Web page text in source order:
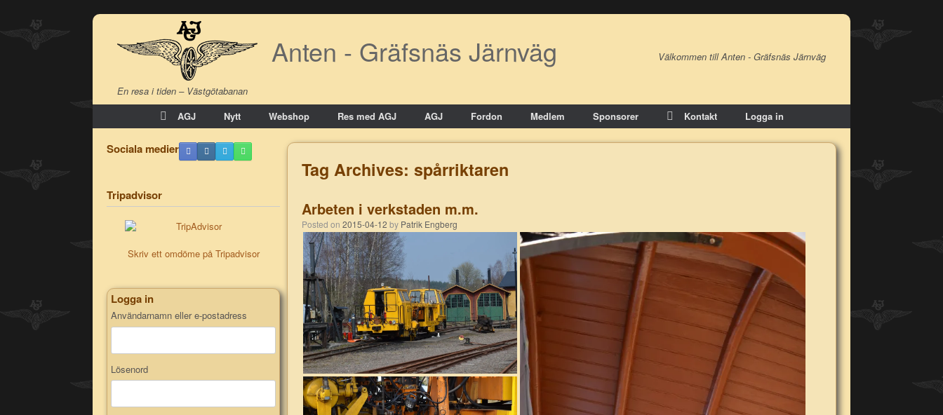
Skip
content
Anten - Gräfsnäs Järnväg
En resa i tiden – Västgötabanan
Välkommen till Anten - Gräfsnäs Järnväg
AGJ Nytt Webshop Res med AGJ AGJ Fordon Medlem Sponsorer Kontakt Logga in
Tag Archives: spårriktaren
Arbeten i verkstaden m.m.
Posted on 2015-04-12 by Patrik Engberg
Sociala medier
Tripadvisor
Skriv ett omdöme på Tripadvisor
Logga in
Användarnamn eller e-postadress
Lösenord